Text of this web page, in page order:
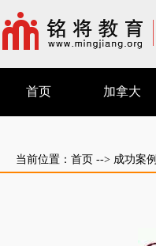
首页 加拿大
当前位置： 首页 --> 成功案例